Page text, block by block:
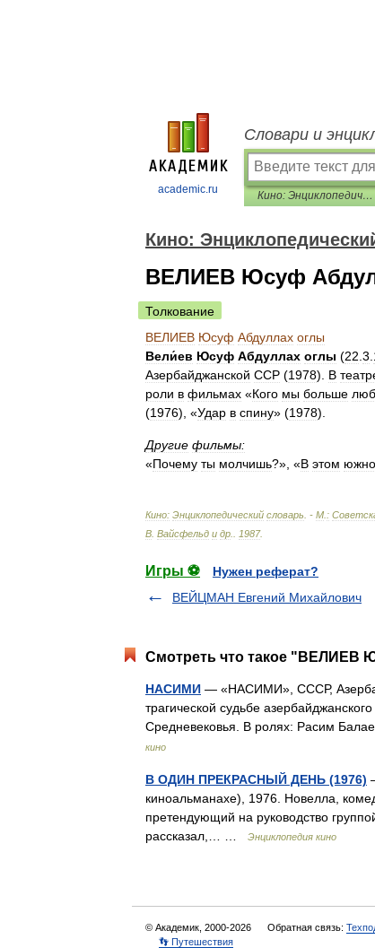
academic.ru
Словари и
Кино: Энциклопедический словарь
Кино:
ВЕЛИЕВ Юсуф
Толкование
ВЕЛИЕВ Юсуф Абдуллах оглы
Вели́ев Юсуф Абдуллах оглы (22 3
Азербайджанской ССР (1978). В
роли в фильмах «Кого мы больше
(1976), «Удар в спину» (1978).
Другие фильмы:
«Почему ты молчишь?», «В этом
Кино: Энциклопедический словарь . - М :
В Вайсфельд и др 1987.
Игры ⚽
Нужен реферат?
ВЕЙЦМАН Евгений Михайлович
Смотреть что такое "ВЕЛИЕВ
НАСИМИ — «НАСИМИ», СССР,
трагической судьбе
Средневековья. В ролях: Расим
кино
В ОДИН ПРЕКРАСНЫЙ ДЕНЬ (1976)
киноальманахе), 1976. Новелла,
претендующий на руководство
рассказал,… …
Энциклопедия кино
© Академик, 2000-2026 Обратная связь:
👣 Путешествия